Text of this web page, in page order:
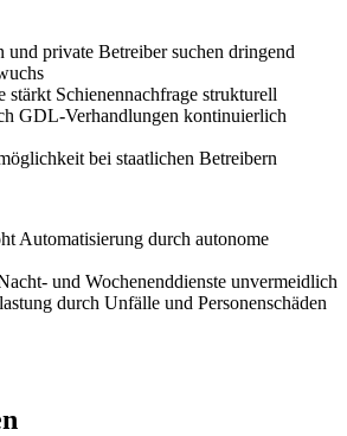
und private Betreiber suchen dringend
stärkt Schienennachfrage strukturell
GDL-Verhandlungen kontinuierlich
bei staatlichen Betreibern
Automatisierung durch autonome
und Wochenenddienste unvermeidlich
durch Unfälle und Personenschäden